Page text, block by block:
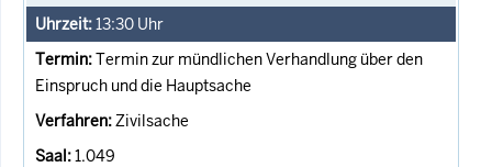
13:30 Uhr
Termin zur mündlichen Verhandlung über den
Einspruch und die Hauptsache
Zivilsache
1.049